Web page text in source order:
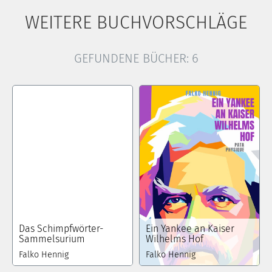
WEITERE BUCHVORSCHLÄGE
GEFUNDENE BÜCHER: 6
Das Schimpfwörter-
Sammelsurium
Falko Hennig
Ein Yankee an Kaiser
Wilhelms Hof
Falko Hennig